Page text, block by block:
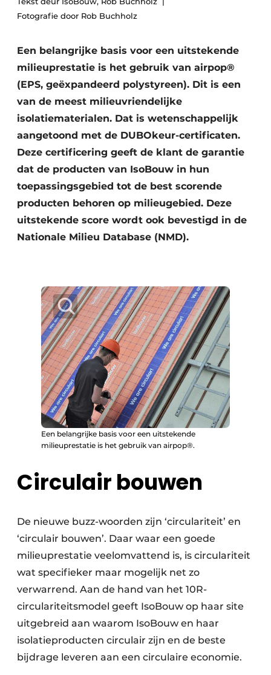
Fotografie door Rob Buchholz
Een belangrijke basis voor een uitstekende
milieuprestatie is het gebruik van airpop®
(EPS, geëxpandeerd polystyreen). Dit is een
van de meest milieuvriendelijke
isolatiematerialen. Dat is wetenschappelijk
aangetoond met de DUBOkeur-certificaten.
Deze certificering geeft de klant de garantie
dat de producten van IsoBouw in hun
toepassingsgebied tot de best scorende
producten behoren op milieugebied. Deze
uitstekende score wordt ook bevestigd in de
Nationale Milieu Database (NMD).
Een belangrijke basis voor een uitstekende
milieuprestatie is het gebruik van airpop®.
Circulair bouwen
De nieuwe buzz-woorden zijn ‘circulariteit’ en
‘circulair bouwen’. Daar waar een goede
milieuprestatie veelomvattend is, is circulariteit
wat specifieker maar mogelijk net zo
verwarrend. Aan de hand van het 10R-
circulariteitsmodel geeft IsoBouw op haar site
uitgebreid aan waarom IsoBouw en haar
isolatieproducten circulair zijn en de beste
bijdrage leveren aan een circulaire economie.